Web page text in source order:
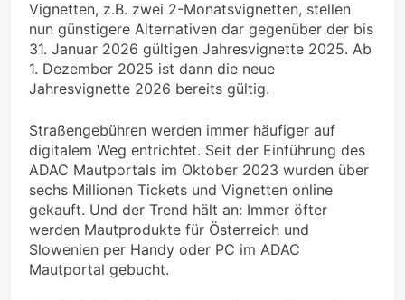
Vignetten, z.B. zwei 2-Monatsvignetten, stellen
nun günstigere Alternativen dar gegenüber der bis
31. Januar 2026 gültigen Jahresvignette 2025. Ab
1. Dezember 2025 ist dann die neue
Jahresvignette 2026 bereits gültig.
Straßengebühren werden immer häufiger auf
digitalem Weg entrichtet. Seit der Einführung des
ADAC Mautportals im Oktober 2023 wurden über
sechs Millionen Tickets und Vignetten online
gekauft. Und der Trend hält an: Immer öfter
werden Mautprodukte für Österreich und
Slowenien per Handy oder PC im ADAC
Mautportal gebucht.